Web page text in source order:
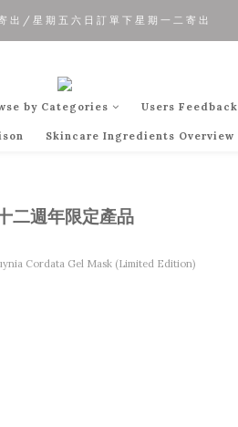
夏 日 優 惠 正 式 開 始!!
出 / 星 期 五 六 日 訂 單 下 星 期 一 二 寄 出
by Categories Users Feedback
Skincare Ingredients Overview
二週年限定產品